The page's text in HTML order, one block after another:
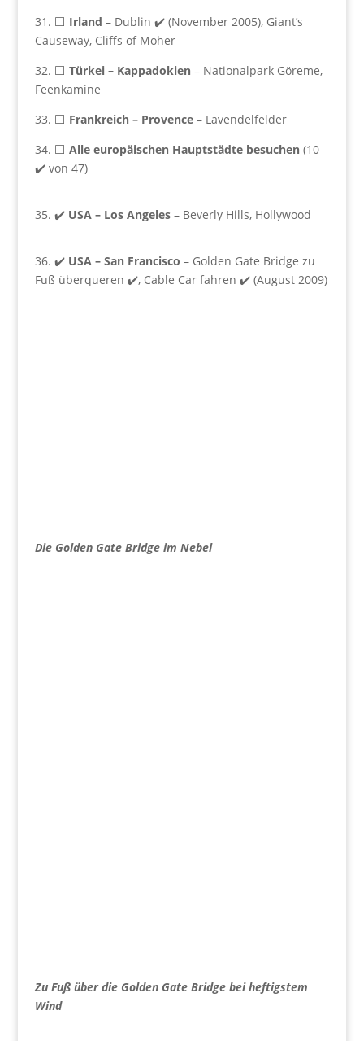
31. ⬜ Irland – Dublin ✔️ (November 2005), Giant’s
Causeway, Cliffs of Moher
32. ⬜ Türkei – Kappadokien– Nationalpark Göreme,
Feenkamine
33. ⬜ Frankreich – Provence– Lavendelfelder
34. ⬜ Alle europäischen Hauptstädte besuchen(10
✔️ von 47)
35. ✔️ USA – Los Angeles – Beverly Hills, Hollywood
36. ✔️ USA – San Francisco – Golden Gate Bridge zu
Fuß überqueren ✔️, Cable Car fahren ✔️ (August 2009)
Die Golden Gate Bridge im Nebel
Zu Fuß über die Golden Gate Bridge bei heftigstem
Wind